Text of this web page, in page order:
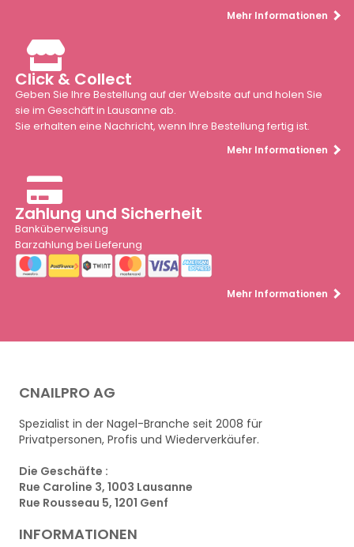
Mehr Informationen
Click & Collect
Geben Sie Ihre Bestellung auf der Website auf und holen Sie
sie im Geschäft in Lausanne ab.
Sie erhalten eine Nachricht, wenn Ihre Bestellung fertig ist.
Mehr Informationen
Zahlung und Sicherheit
Banküberweisung
Barzahlung bei Lieferung
Mehr Informationen
CNAILPRO AG
Spezialist in der Nagel-Branche seit 2008 für
Privatpersonen, Profis und Wiederverkäufer.
Die Geschäfte :
Rue Caroline 3, 1003 Lausanne
Rue Rousseau 5, 1201 Genf
INFORMATIONEN